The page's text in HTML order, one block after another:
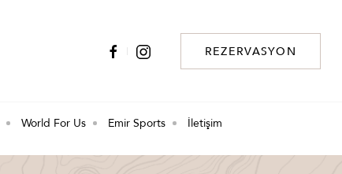
REZERVASYON
World For Us Emir Sports İletişim